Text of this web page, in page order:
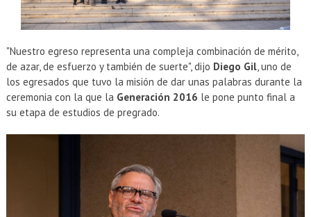
"Nuestro egreso representa una compleja combinación de mérito,
de azar, de esfuerzo y también de suerte", dijo Diego Gil, uno de
los egresados que tuvo la misión de dar unas palabras durante la
ceremonia con la que la Generación 2016 le pone punto final a
su etapa de estudios de pregrado.